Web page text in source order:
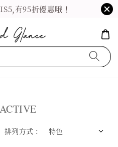
有95折優惠哦！
排列方式 :